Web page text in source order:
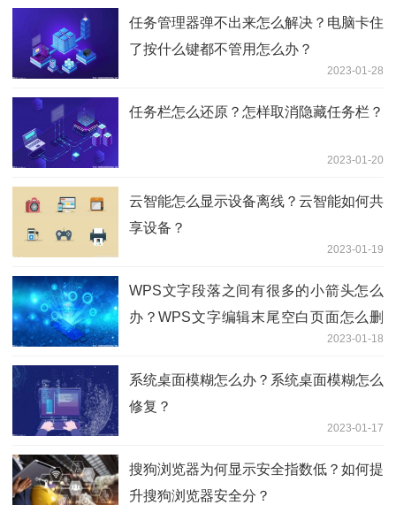
任务管理器弹不出来怎么解决？电脑卡住
了按什么键都不管用怎么办？
2023-01-28
任务栏怎么还原？怎样取消隐藏任务栏？
2023-01-20
云智能怎么显示设备离线？云智能如何共
享设备？
2023-01-19
WPS文字段落之间有很多的小箭头怎么
办？WPS文字编辑末尾空白页面怎么删
2023-01-18
系统桌面模糊怎么办？系统桌面模糊怎么
修复？
2023-01-17
搜狗浏览器为何显示安全指数低？如何提
升搜狗浏览器安全分？